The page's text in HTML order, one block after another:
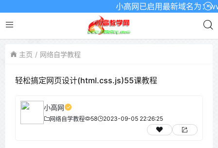
小高网已启用最新域名为：
主页 网络自学教程
轻松搞定网页设计(html.css.js)55课教程
小高网
网络自学教程 58 2023-09-05 22:26:25